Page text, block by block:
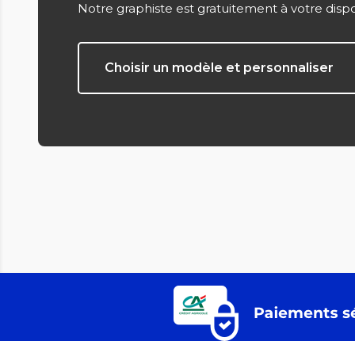
Notre graphiste est gratuitement à votre
Choisir un modèle et personnaliser